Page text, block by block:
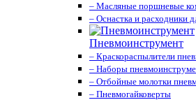
– Масляные поршневые
– Оснастка и расходники
Пневмоинструмент
– Краскораспылители
– Наборы
– Отбойные молотки
– Пневмогайковерты